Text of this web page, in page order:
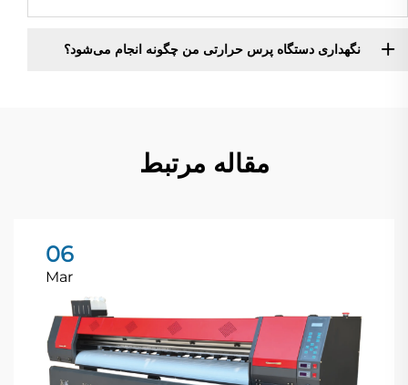
نگهداری دستگاه پرس حرارتی من چگونه انجام می‌شود؟
مقاله مرتبط
06
Mar